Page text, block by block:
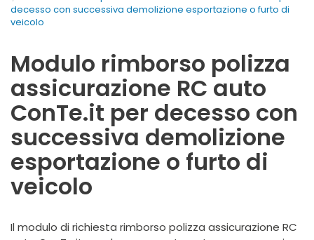
decesso con successiva demolizione esportazione o furto di
veicolo
Modulo rimborso polizza
assicurazione RC auto
ConTe.it per decesso con
successiva demolizione
esportazione o furto di
veicolo
Il modulo di richiesta rimborso polizza assicurazione RC